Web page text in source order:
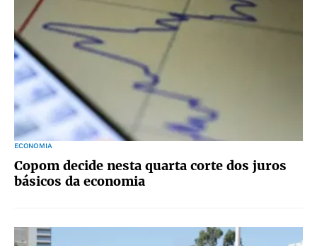
ECONOMIA
Copom decide nesta quarta corte dos juros
básicos da economia